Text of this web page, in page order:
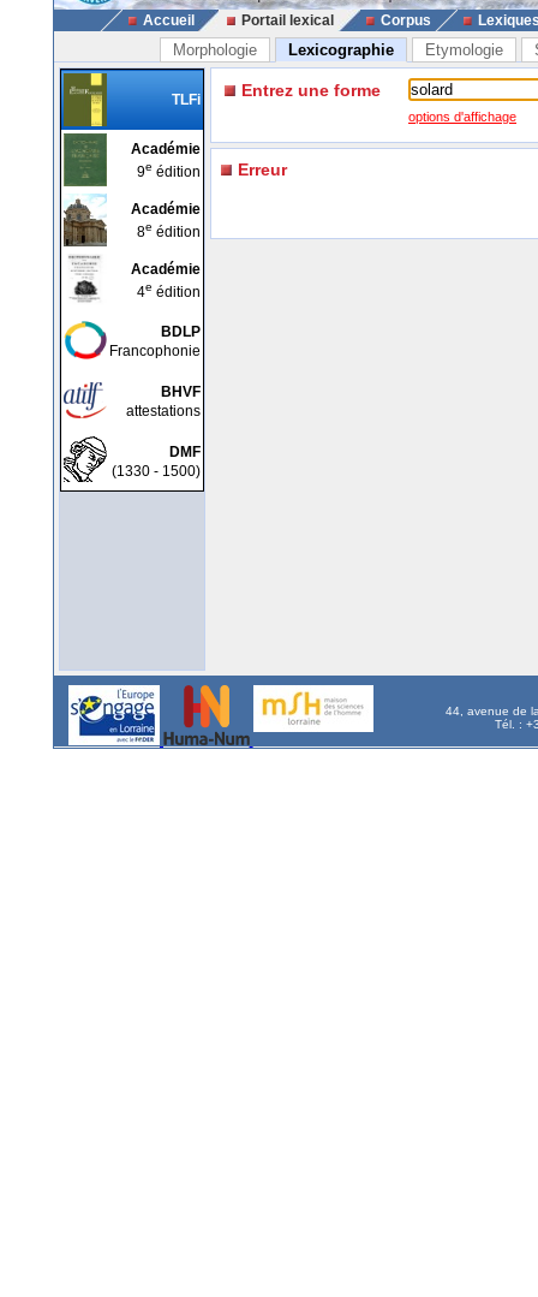
Accueil Portail lexical Corpus
Morphologie Lexicographie Etymologie
TLFi
Académie
9e édition
Académie
8e édition
Académie
4e édition
BDLP
Francophonie
BHVF
attestations
DMF
(1330 - 1500)
Entrez une forme
options d'affichage
Erreur
44, avenue de
Tél. :